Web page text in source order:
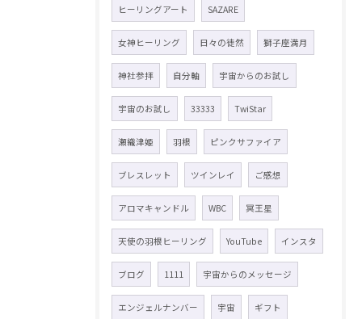
ヒーリングアート SAZARE
女神ヒーリング 日々の徒然 獅子座満月
神社参拝 自分軸 宇宙からのお試し
宇宙のお試し 33333 TwiStar
瀬織津姫 羽根 ピンクサファイア
ブレスレット ツインレイ ご感想
アロマキャンドル WBC 冥王星
天使の羽根ヒーリング YouTube インスタ
ブログ 1111 宇宙からのメッセージ
エンジェルナンバー 宇宙 ギフト